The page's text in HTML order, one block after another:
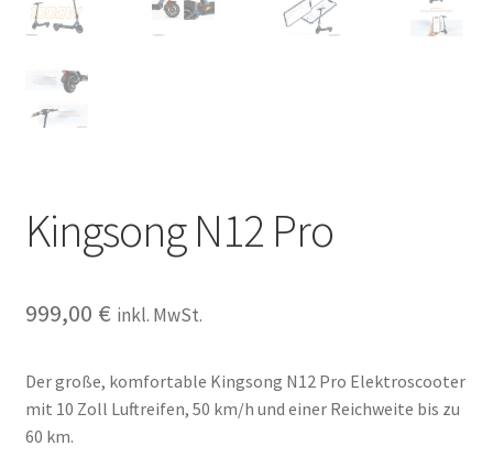
Kingsong N12 Pro
999,00 € inkl. MwSt.
Der große, komfortable Kingsong N12 Pro Elektroscooter
mit 10 Zoll Luftreifen, 50 km/h und einer Reichweite bis zu
60 km.